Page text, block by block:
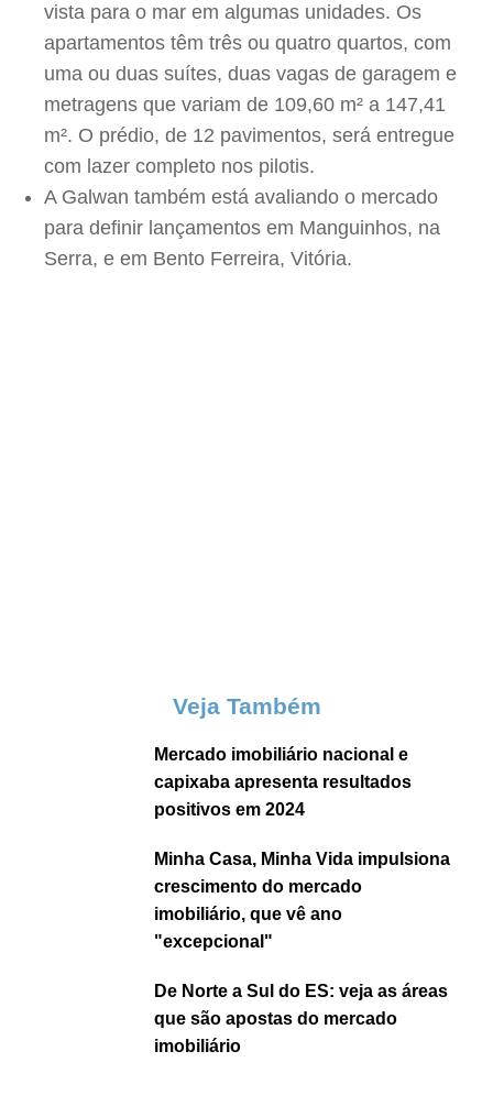
vista para o mar em algumas unidades. Os
apartamentos têm três ou quatro quartos, com
uma ou duas suítes, duas vagas de garagem e
metragens que variam de 109,60 m² a 147,41
m². O prédio, de 12 pavimentos, será entregue
com lazer completo nos pilotis.
A Galwan também está avaliando o mercado
para definir lançamentos em Manguinhos, na
Serra, e em Bento Ferreira, Vitória.
Veja Também
Mercado imobiliário nacional e
capixaba apresenta resultados
positivos em 2024
Minha Casa, Minha Vida impulsiona
crescimento do mercado
imobiliário, que vê ano
"excepcional"
De Norte a Sul do ES: veja as áreas
que são apostas do mercado
imobiliário